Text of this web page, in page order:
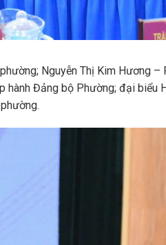
Nguyễn Thị Kim Hương –
hành Đảng bộ Phường; đại biểu